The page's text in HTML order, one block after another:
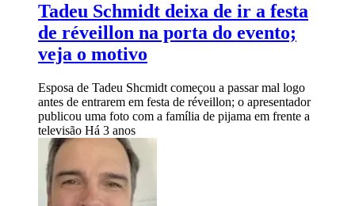
Tadeu Schmidt deixa de ir a festa
de réveillon na porta do evento;
veja o motivo
Esposa de Tadeu Shcmidt começou a passar mal logo
antes de entrarem em festa de réveillon; o apresentador
publicou uma foto com a família de pijama em frente a
televisão Há 3 anos